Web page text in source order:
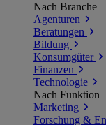
Nach Branche
Agenturen
Beratungen
Bildung
Konsumgüter
Finanzen
Technologie
Nach Funktion
Marketing
Forschung &